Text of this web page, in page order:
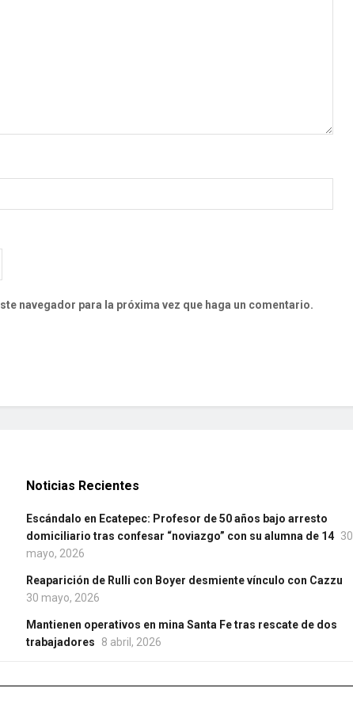
navegador para la próxima vez que haga un comentario.
Noticias Recientes
Escándalo en Ecatepec: Profesor de 50 años bajo arresto
domiciliario tras confesar “noviazgo” con su alumna de 14 30
mayo, 2026
Reaparición de Rulli con Boyer desmiente vínculo con Cazzu
30 mayo, 2026
Mantienen operativos en mina Santa Fe tras rescate de dos
trabajadores
8 abril, 2026